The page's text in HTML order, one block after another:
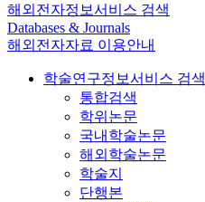
해외전자정보서비스 검색
Databases & Journals
해외전자자료 이용안내
학술연구정보서비스 검색
통합검색
학위논문
국내학술논문
해외학술논문
학술지
단행본